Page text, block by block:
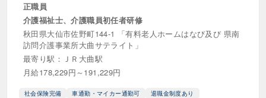
社会福祉士
福祉用具専門相談員 精神保健福祉士
認知症ケア専門士
正職員
介護福祉士、介護職員初任者研修
秋田県大仙市佐野町144-1 「有料老人ホームはなび及び 県南
訪問介護事業所大曲サテライト」
最寄り駅：ＪＲ大曲駅
月給178,229円～191,229円
社会保険完備 車通勤・マイカー通勤可 退職金制度あり